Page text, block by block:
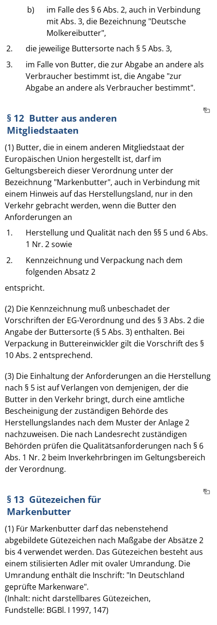
b)
im Falle des § 6 Abs. 2, auch in Verbindung
mit Abs. 3, die Bezeichnung "Deutsche
Molkereibutter",
2.
die jeweilige Buttersorte nach § 5 Abs. 3,
3.
im Falle von Butter, die zur Abgabe an andere als
Verbraucher bestimmt ist, die Angabe "zur
Abgabe an andere als Verbraucher bestimmt".
§ 12 Butter aus anderen
Mitgliedstaaten
(1) Butter, die in einem anderen Mitgliedstaat der
Europäischen Union hergestellt ist, darf im
Geltungsbereich dieser Verordnung unter der
Bezeichnung "Markenbutter", auch in Verbindung mit
einem Hinweis auf das Herstellungsland, nur in den
Verkehr gebracht werden, wenn die Butter den
Anforderungen an
1.
Herstellung und Qualität nach den §§ 5 und 6 Abs.
1 Nr. 2 sowie
2.
Kennzeichnung und Verpackung nach dem
folgenden Absatz 2
entspricht.
(2) Die Kennzeichnung muß unbeschadet der
Vorschriften der EG-Verordnung und des § 3 Abs. 2 die
Angabe der Buttersorte (§ 5 Abs. 3) enthalten. Bei
Verpackung in Buttereinwickler gilt die Vorschrift des §
10 Abs. 2 entsprechend.
(3) Die Einhaltung der Anforderungen an die Herstellung
nach § 5 ist auf Verlangen von demjenigen, der die
Butter in den Verkehr bringt, durch eine amtliche
Bescheinigung der zuständigen Behörde des
Herstellungslandes nach dem Muster der Anlage 2
nachzuweisen. Die nach Landesrecht zuständigen
Behörden prüfen die Qualitätsanforderungen nach § 6
Abs. 1 Nr. 2 beim Inverkehrbringen im Geltungsbereich
der Verordnung.
§ 13 Gütezeichen für
Markenbutter
(1) Für Markenbutter darf das nebenstehend
abgebildete Gütezeichen nach Maßgabe der Absätze 2
bis 4 verwendet werden. Das Gütezeichen besteht aus
einem stilisierten Adler mit ovaler Umrandung. Die
Umrandung enthält die Inschrift: "In Deutschland
geprüfte Markenware".
(Inhalt: nicht darstellbares Gütezeichen,
Fundstelle: BGBl. I 1997, 147)